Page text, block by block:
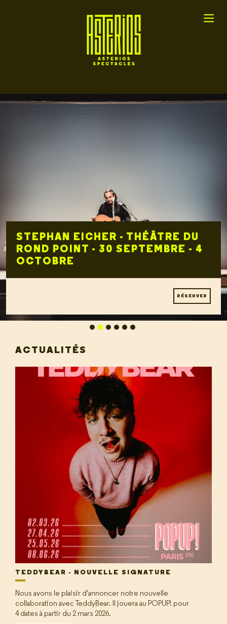
STEPHAN EICHER - THÉÂTRE DU
ROND POINT - 30 SEPTEMBRE - 4
OCTOBRE
RÉSERVER
ACTUALITÉS
TEDDYBEAR - NOUVELLE SIGNATURE
Nous avons le plaisir d'annoncer notre nouvelle
collaboration avec TeddyBear. Il jouera au POPUP! pour
4 dates à partir du 2 mars 2026.